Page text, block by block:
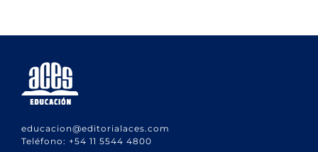
educacion@editorialaces.com
Teléfono: +54 11 5544 4800